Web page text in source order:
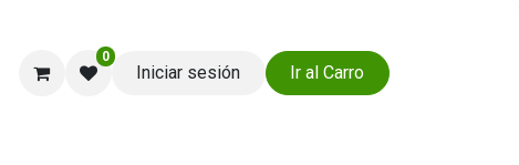
0
Iniciar sesión Ir al Carro